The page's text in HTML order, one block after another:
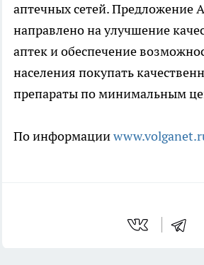
аптечных сетей. Предложение
направлено на улучшение
аптек и обеспечение
населения покупать
препараты по минимальным
По информации